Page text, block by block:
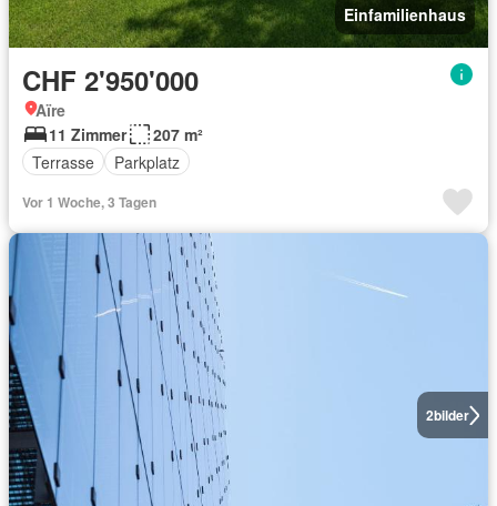
Einfamilienhaus
CHF 2'950'000
Aïre
11 Zimmer
207 m²
Terrasse
Parkplatz
Vor 1 Woche, 3 Tagen
2bilder